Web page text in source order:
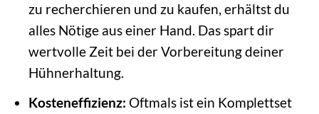
zu recherchieren und zu kaufen, erhältst du
alles Nötige aus einer Hand. Das spart dir
wertvolle Zeit bei der Vorbereitung deiner
Hühnerhaltung.
Kosteneffizienz: Oftmals ist ein Komplettset